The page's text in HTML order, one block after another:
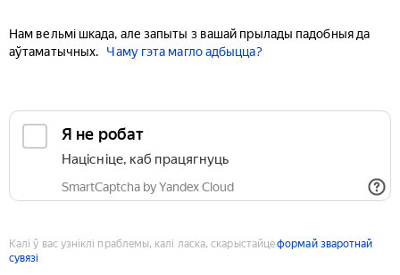
Нам вельмі шкада, але запыты з вашай прылады падобныя да
аўтаматычных.
Чаму гэта магло адбыцца?
Я не робат
Націсніце, каб працягнуць
SmartCaptcha by Yandex Cloud
Калі ў вас узніклі праблемы, калі ласка, скарыстайцеформай зваротнай
сувязі